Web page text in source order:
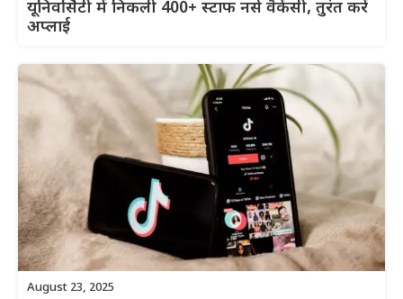
यूनिवर्सिटी में निकली 400+ स्टाफ नर्स वैकेंसी, तुरंत करें
अप्लाई
August 23, 2025